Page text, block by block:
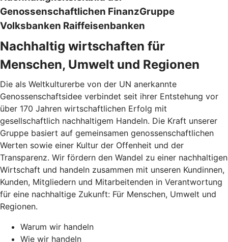
Genossenschaftlichen FinanzGruppe
Volksbanken Raiffeisenbanken
Nachhaltig wirtschaften für
Menschen, Umwelt und Regionen
Die als Weltkulturerbe von der UN anerkannte
Genossenschaftsidee verbindet seit ihrer Entstehung vor
über 170 Jahren wirtschaftlichen Erfolg mit
gesellschaftlich nachhaltigem Handeln. Die Kraft unserer
Gruppe basiert auf gemeinsamen genossenschaftlichen
Werten sowie einer Kultur der Offenheit und der
Transparenz. Wir fördern den Wandel zu einer nachhaltigen
Wirtschaft und handeln zusammen mit unseren Kundinnen,
Kunden, Mitgliedern und Mitarbeitenden in Verantwortung
für eine nachhaltige Zukunft: Für Menschen, Umwelt und
Regionen.
Warum wir handeln
Wie wir handeln